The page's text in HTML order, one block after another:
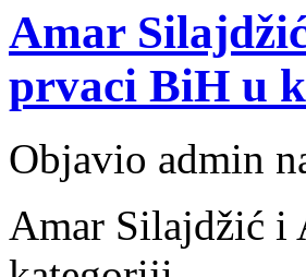
Amar
prvaci BiH u
Objavio admin
Amar Silajdžić i